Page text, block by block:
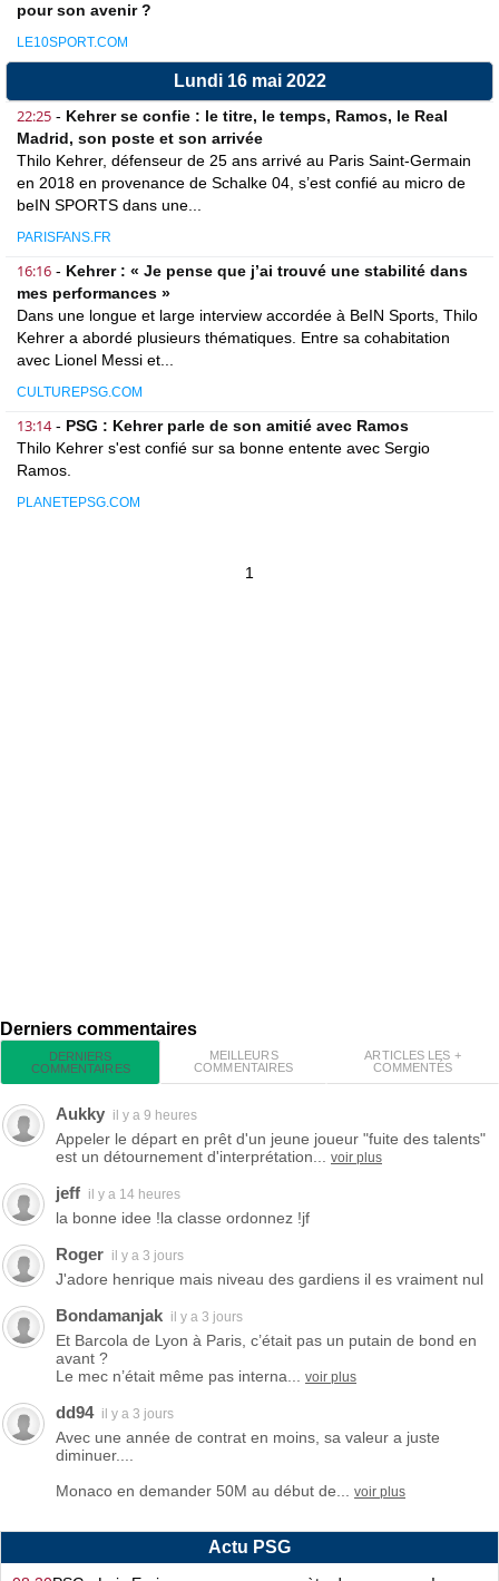
pour son avenir ?
LE10SPORT.COM
Lundi 16 mai 2022
22:25 - Kehrer se confie : le titre, le temps, Ramos, le Real
Madrid, son poste et son arrivée
Thilo Kehrer, défenseur de 25 ans arrivé au Paris Saint-Germain
en 2018 en provenance de Schalke 04, s’est confié au micro de
beIN SPORTS dans une...
PARISFANS.FR
16:16 - Kehrer : « Je pense que j’ai trouvé une stabilité dans
mes performances »
Dans une longue et large interview accordée à BeIN Sports, Thilo
Kehrer a abordé plusieurs thématiques. Entre sa cohabitation
avec Lionel Messi et...
CULTUREPSG.COM
13:14- PSG : Kehrer parle de son amitié avec Ramos
Thilo Kehrer s'est confié sur sa bonne entente avec Sergio
Ramos.
PLANETEPSG.COM
1
Derniers commentaires
DERNIERS
COMMENTAIRES
MEILLEURS
COMMENTAIRES
ARTICLES LES +
COMMENTÉS
Aukky il y a 9 heures
Appeler le départ en prêt d'un jeune joueur "fuite des talents"
est un détournement d'interprétation...
voir plus
jeff il y a 14 heures
la bonne idee !la classe ordonnez !jf
Roger il y a 3 jours
J'adore henrique mais niveau des gardiens il es vraiment nul
Bondamanjak il y a 3 jours
Et Barcola de Lyon à Paris, c’était pas un putain de bond en
avant ?
Le mec n’était même pas interna...
voir plus
dd94 il y a 3 jours
Avec une année de contrat en moins, sa valeur a juste
diminuer....
Monaco en demander 50M au début de...
voir plus
Actu PSG